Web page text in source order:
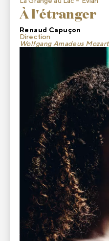
À l'étranger
Renaud Capuçon
Direction
Wolfgang Amadeus